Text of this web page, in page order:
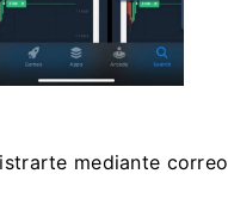
mediante correo